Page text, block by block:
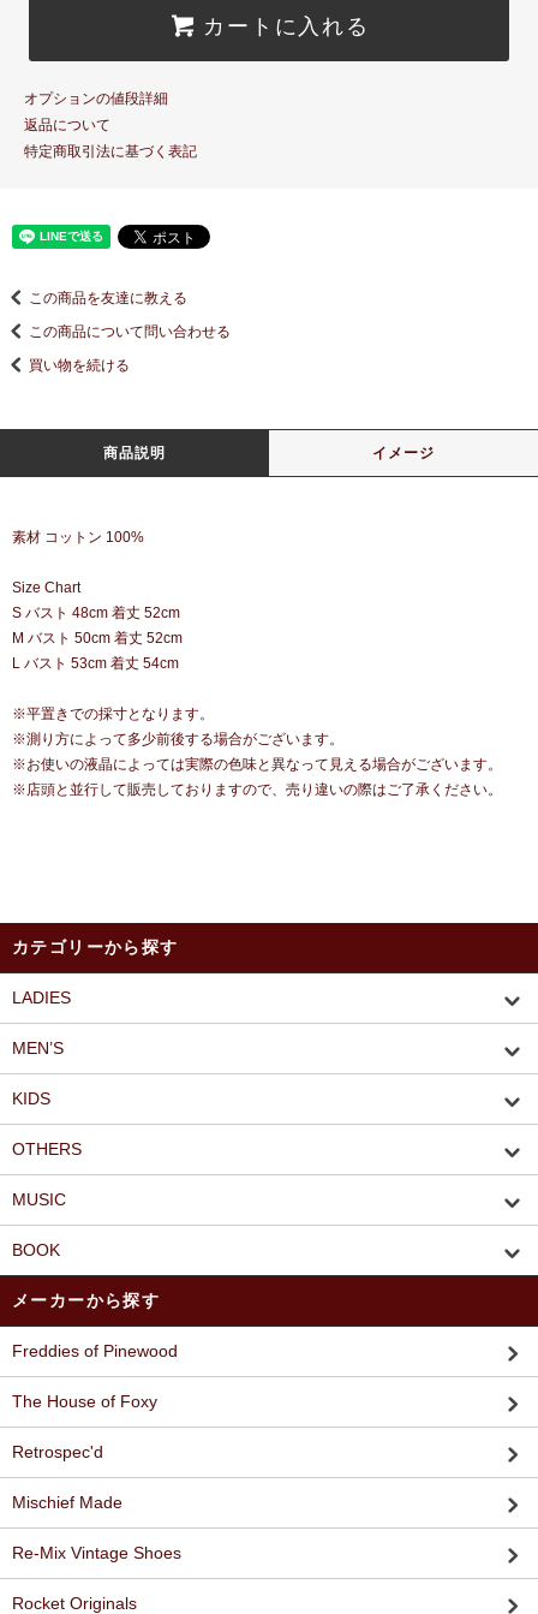
カートに入れる
オプションの値段詳細
返品について
特定商取引法に基づく表記
この商品を友達に教える
この商品について問い合わせる
買い物を続ける
商品説明 イメージ
素材 コットン 100%
Size Chart
S バスト 48cm 着丈 52cm
M バスト 50cm 着丈 52cm
L バスト 53cm 着丈 54cm
※平置きでの採寸となります。
※測り方によって多少前後する場合がございます。
※お使いの液晶によっては実際の色味と異なって見える場合がございます。
※店頭と並行して販売しておりますので、売り違いの際はご了承ください。
カテゴリーから探す
LADIES
MEN’S
KIDS
OTHERS
MUSIC
BOOK
メーカーから探す
Freddies of Pinewood
The House of Foxy
Retrospec'd
Mischief Made
Re-Mix Vintage Shoes
Rocket Originals